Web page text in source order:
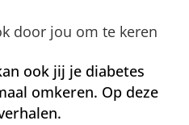
door jou om te keren
ook jij je diabetes
omkeren. Op deze